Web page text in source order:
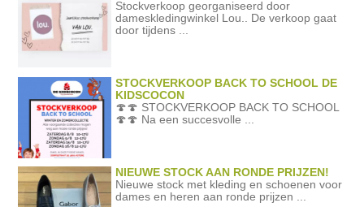
Stockverkoop georganiseerd door
dameskledingwinkel Lou.. De verkoop gaat
door tijdens ...
STOCKVERKOOP BACK TO SCHOOL DE
KIDSCOCON
🍄🍄 STOCKVERKOOP BACK TO SCHOOL
🍄🍄 Na een succesvolle ...
NIEUWE STOCK AAN RONDE PRIJZEN!
Nieuwe stock met kleding en schoenen voor
dames en heren aan ronde prijzen ...